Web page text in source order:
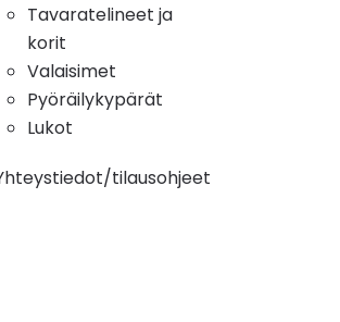
Tavaratelineet ja
korit
Valaisimet
Pyöräilykypärät
Lukot
tilausohjeet